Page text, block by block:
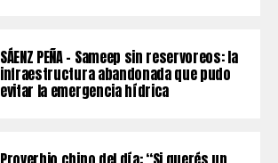
SÁENZ PEÑA – Sameep sin reservoreos: la
infraestructura abandonada que pudo
evitar la emergencia hídrica